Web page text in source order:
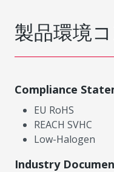
製品環境
Compliance
EU RoHS
REACH SVHC
Low-Halogen
Industry